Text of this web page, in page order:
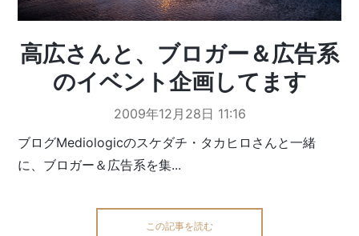
高広さんと、ブロガー＆広告系
のイベント企画してます
2009年12月28日 11:16
ブログMediologicのスケダチ・タカヒロさんと一緒
に、ブロガー＆広告系を集...
この記事を読む